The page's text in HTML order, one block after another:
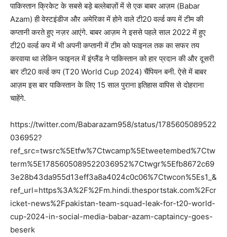
पाकिस्तान क्रिकेट के सबसे बड़े बल्लेबाज़ों में से एक बाबर आज़म (Babar
Azam) ही वेस्टइंडीज और अमेरिका में होने वाले टी20 वर्ल्ड कप में टीम की
कप्तानी करते हुए नज़र आएंगे. बाबर आज़म ने इससे पहले साल 2022 में हुए
टी20 वर्ल्ड कप में भी अपनी कप्तानी में टीम को फाइनल तक का सफर तय
करवाया था लेकिन फाइनल में इंग्लैंड ने पाकिस्तान को हार प्रदान की और दूसरी
बार टी20 वर्ल्ड कप (T20 World Cup 2024) चैंपियन बनी. ऐसे में बाबर
आज़म इस बार पाकिस्तान के लिए 15 साल पुराना इतिहास वापिस से दोहराना
चाहेंगे.
https://twitter.com/Babarazam958/status/1785605089522
036952?
ref_src=twsrc%5Etfw%7Ctwcamp%5Etweetembed%7Ctw
term%5E1785605089522036952%7Ctwgr%5Efb8672c69
3e28b43da955d13eff3a8a4024c0c06%7Ctwcon%5Es1_&
ref_url=https%3A%2F%2Fm.hindi.thesportstak.com%2Fcr
icket-news%2Fpakistan-team-squad-leak-for-t20-world-
cup-2024-in-social-media-babar-azam-captaincy-goes-
beserk